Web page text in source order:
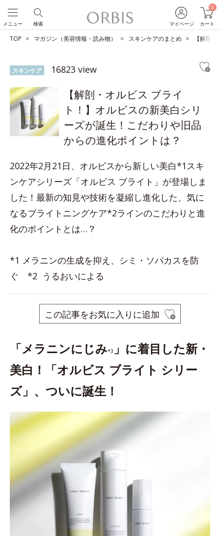
マイページ
0
カート
検索
メニュー
TOP マガジン（美容情報・読み物） スキンケアのまとめ 【解剖
スキンケア 16823 view
【解剖・オルビス ブライ
ト！】オルビスの新美白シリ
ーズが誕生！こだわりや旧品
からの進化ポイントは？
2022年2月21日、オルビスから新しい美白*1スキ
ンケアシリーズ「オルビス ブライト」が登場しま
した！最新の知見や技術を凝縮し進化した、気に
なるブライトニングケア*2ラインのこだわりと進
化のポイントとは…？
*1 メラニンの生成を抑え、シミ・ソバカスを防
ぐ *2 うるおいによる
この記事をお気に入りに追加
「メラニンにじみ*3 」に着目した新・
美白！「オルビス ブライト シリー
ズ」、ついに誕生！